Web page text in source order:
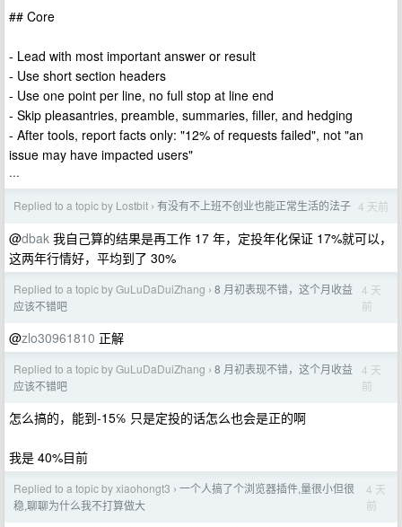
## Core
- Lead with most important answer or result
- Use short section headers
- Use one point per line, no full stop at line end
- Skip pleasantries, preamble, summaries, filler, and hedging
- After tools, report facts only: "12% of requests failed", not "an
issue may have impacted users"
···
Replied to a topic by Lostbit › 有没有不上班不创业也能正常生活的法子 4 天前
@dbak 我自己算的结果是再工作 17 年，定投年化保证 17%就可以，
这两年行情好，平均到了 30%
Replied to a topic by GuLuDaDuiZhang › 8 月初表现不错，这个月收益
应该不错吧
4 天
前
@zlo30961810 正解
Replied to a topic by GuLuDaDuiZhang › 8 月初表现不错，这个月收益
应该不错吧
4 天
前
怎么搞的，能到-15℅ 只是定投的话怎么也会是正的啊
我是 40%目前
Replied to a topic by xiaohongt3 › 一个人搞了个浏览器插件,量很小但很
稳,聊聊为什么我不打算做大
4 天
前